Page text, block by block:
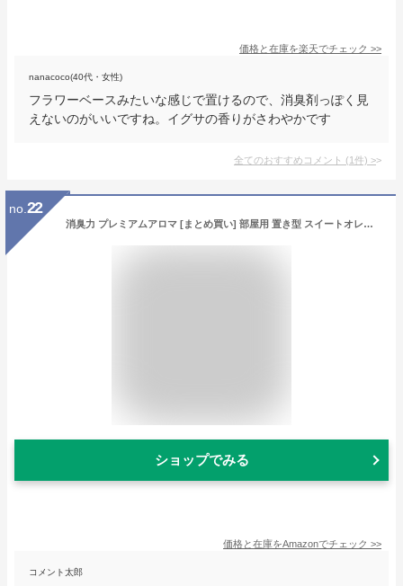
価格と在庫を楽天でチェック >>
nanacoco(40代・女性)
フラワーベースみたいな感じで置けるので、消臭剤っぽく見
えないのがいいですね。イグサの香りがさわやかです
全てのおすすめコメント (1件) >
no. 22
消臭力 プレミアムアロマ [まとめ買い] 部屋用 置き型 スイートオレンジ&ベルガモット 400mL×3個 お部屋の消臭力 玄関 リビング 寝室 ルームフレグランス 消臭剤 消臭 芳香剤
ショップでみる
価格と在庫をAmazonでチェック >>
コメント太郎